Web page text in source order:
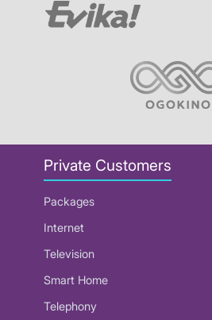
Private Customers
Packages
Internet
Television
Smart Home
Telephony